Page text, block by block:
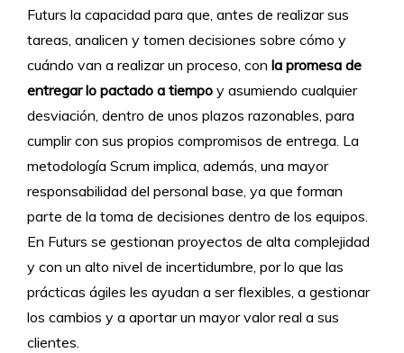
Futurs la capacidad para que, antes de realizar sus
tareas, analicen y tomen decisiones sobre cómo y
cuándo van a realizar un proceso, con la promesa de
entregar lo pactado a tiempo y asumiendo cualquier
desviación, dentro de unos plazos razonables, para
cumplir con sus propios compromisos de entrega. La
metodología Scrum implica, además, una mayor
responsabilidad del personal base, ya que forman
parte de la toma de decisiones dentro de los equipos.
En Futurs se gestionan proyectos de alta complejidad
y con un alto nivel de incertidumbre, por lo que las
prácticas ágiles les ayudan a ser flexibles, a gestionar
los cambios y a aportar un mayor valor real a sus
clientes.